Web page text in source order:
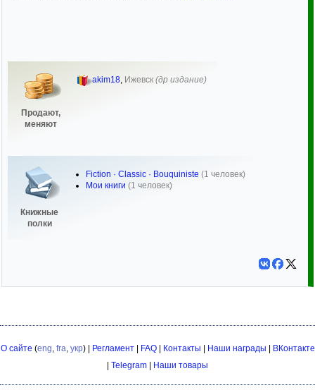
Продают,
меняют
akim18, Ижевск (др издание)
Книжные
полки
Fiction · Classic · Bouquiniste (1 человек)
Мои книги (1 человек)
О сайте (eng, fra, укр) | Регламент| FAQ| Контакты Наши награды
ВКонтакте
Telegram Наши товары